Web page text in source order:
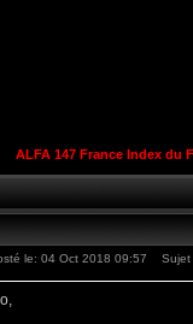
ALFA 147 France Index du
le: 04 Oct 2018 09:57 Sujet